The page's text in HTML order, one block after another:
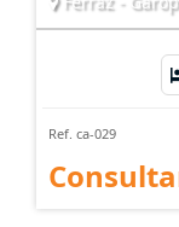
Ref. ca-029